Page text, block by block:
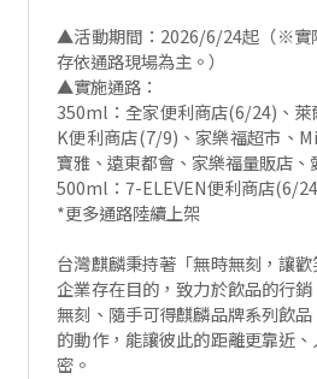
▲活動期間：2026/6/24起（※實
存依通路現場為主。）
▲實施通路：
350ml：全家便利商店(6/24)、
K便利商店(7/9)、家樂福超市、
寶雅、遠東都會、家樂福量販店、
500ml：7-ELEVEN便利商店(6/
*更多通路陸續上架
台灣麒麟秉持著「無時無刻，讓
企業存在目的，致力於飲品的行
無刻、隨手可得麒麟品牌系列飲
的動作，能讓彼此的距離更靠近
密。